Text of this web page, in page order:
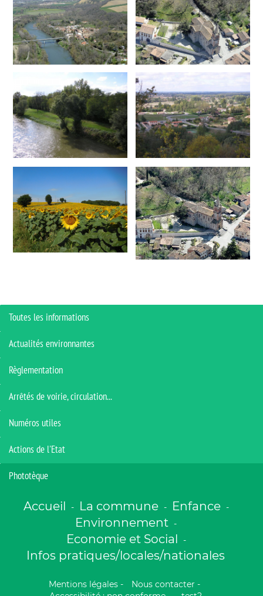
Toutes les informations
Actualités environnantes
Règlementation
Arrêtés de voirie, circulation...
Numéros utiles
Actions de l'Etat
Phototèque
Accueil - La commune - Enfance -
Environnement -
Economie et Social -
Infos pratiques/locales/nationales
Mentions légales - Nous contacter -